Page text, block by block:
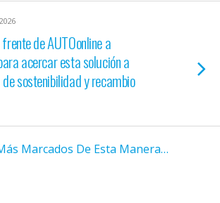
de AUTOonline a
acercar esta solución a
sostenibilidad y recambio
Marcados De Esta Manera…